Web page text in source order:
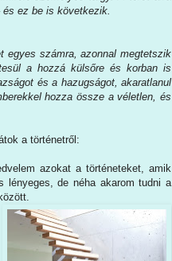
ez be is következik.
egyes számra, azonnal megtetszik
a hozzá külsőre és korban is
és a hazugságot, akaratlanul
hozza össze a véletlen, és
a történetről:
azokat a történeteket, amik
lényeges, de néha akarom tudni a